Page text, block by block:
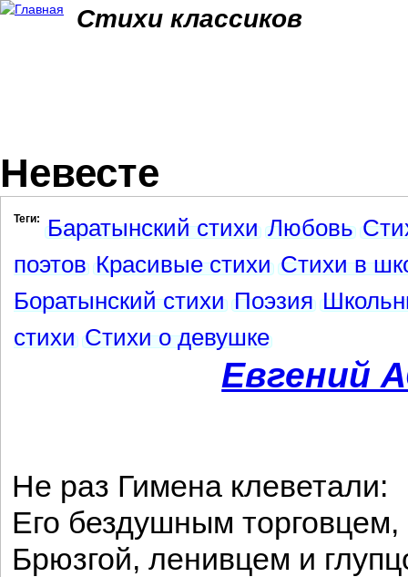
Стихи классиков
Невесте
Теги: Баратынский стихи Любовь
поэтов Красивые стихи Стихи в
Боратынский стихи Поэзия
стихи Стихи о девушке
Евгений
Не раз Гимена клеветали:
Его бездушным торговцем,
Брюзгой, ленивцем и